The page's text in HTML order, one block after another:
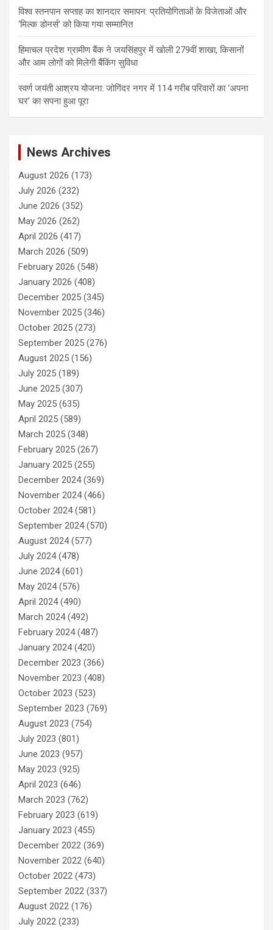
विश्व स्तनपान सप्ताह का शानदार समापन: प्रतियोगिताओं के विजेताओं और
‘मिल्क डोनर्स’ को किया गया सम्मानित
हिमाचल प्रदेश ग्रामीण बैंक ने जयसिंहपुर में खोली 279वीं शाखा, किसानों
और आम लोगों को मिलेगी बैंकिंग सुविधा
स्वर्ण जयंती आश्रय योजना: जोगिंदर नगर में 114 गरीब परिवारों का ‘अपना
घर’ का सपना हुआ पूरा
News Archives
August 2026 (173)
July 2026 (232)
June 2026 (352)
May 2026 (262)
April 2026 (417)
March 2026 (509)
February 2026 (548)
January 2026 (408)
December 2025 (345)
November 2025 (346)
October 2025 (273)
September 2025 (276)
August 2025 (156)
July 2025 (189)
June 2025 (307)
May 2025 (635)
April 2025 (589)
March 2025 (348)
February 2025 (267)
January 2025 (255)
December 2024(369)
November 2024(466)
October 2024(581)
September 2024(570)
August 2024(577)
July 2024(478)
June 2024(601)
May 2024(576)
April 2024(490)
March 2024(492)
February 2024(487)
January 2024(420)
December 2023 (366)
November 2023 (408)
October 2023 (523)
September 2023 (769)
August 2023 (754)
July 2023 (801)
June 2023 (957)
May 2023 (925)
April 2023 (646)
March 2023 (762)
February 2023 (619)
January 2023 (455)
December 2022 (369)
November 2022 (640)
October 2022 (473)
September 2022 (337)
August 2022 (176)
July 2022 (233)